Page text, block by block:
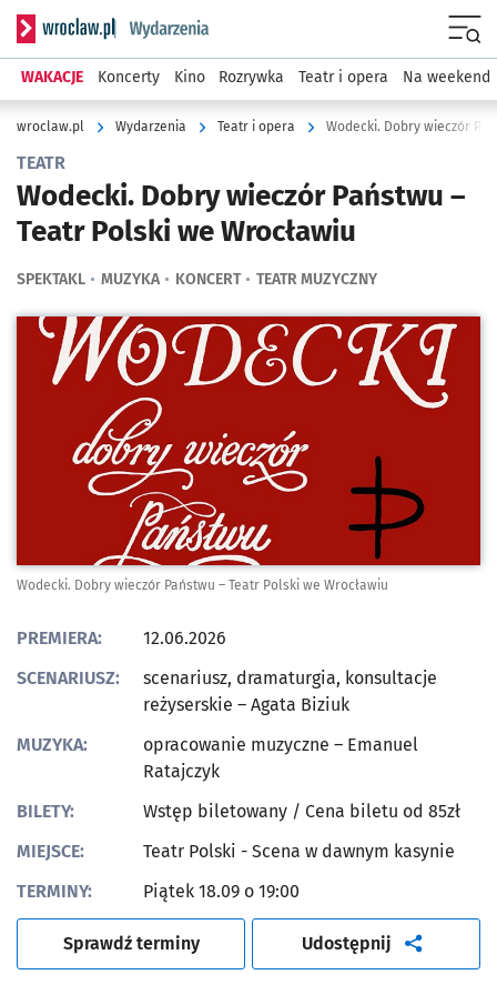
Serwis informacyjny wroclaw.pl podserwis: Wydarzenia
WAKACJE Koncerty Kino Rozrywka Teatr i opera Na weekend
wroclaw.pl Wydarzenia Teatr i opera Wodecki. Dobry wieczór
TEATR
Wodecki. Dobry wieczór Państwu –
Teatr Polski we Wrocławiu
SPEKTAKL MUZYKA KONCERT TEATR MUZYCZNY
Kliknij, aby powiększyć
Wodecki. Dobry wieczór Państwu – Teatr Polski we Wrocławiu
PREMIERA:
12.06.2026
SCENARIUSZ:
scenariusz, dramaturgia, konsultacje
reżyserskie – Agata Biziuk
MUZYKA:
opracowanie muzyczne – Emanuel
Ratajczyk
BILETY:
Wstęp biletowany / Cena biletu od 85zł
MIEJSCE:
Teatr Polski - Scena w dawnym kasynie
TERMINY:
Piątek 18.09 o 19:00
Sprawdź terminy Udostępnij artykuł